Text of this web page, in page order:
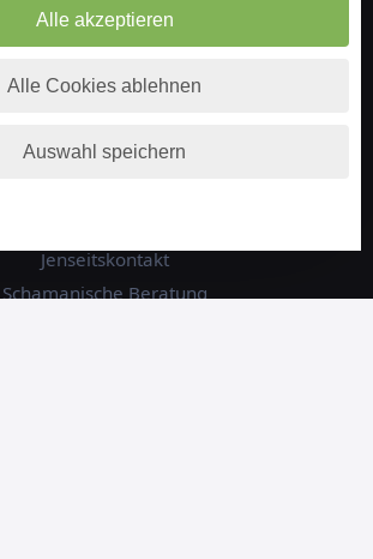
Jenseitskontakt
Schamanische Beratung
Alle akzeptieren
Alle Cookies ablehnen
Auswahl speichern